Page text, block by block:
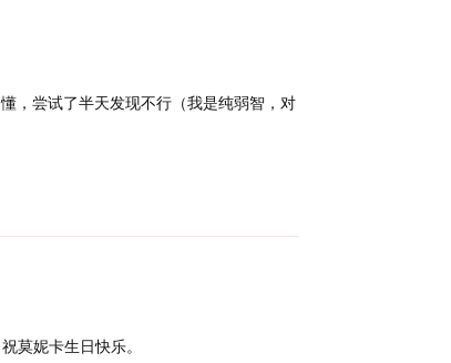
，尝试了半天发现不行（我是纯弱智，对
莫妮卡生日快乐。